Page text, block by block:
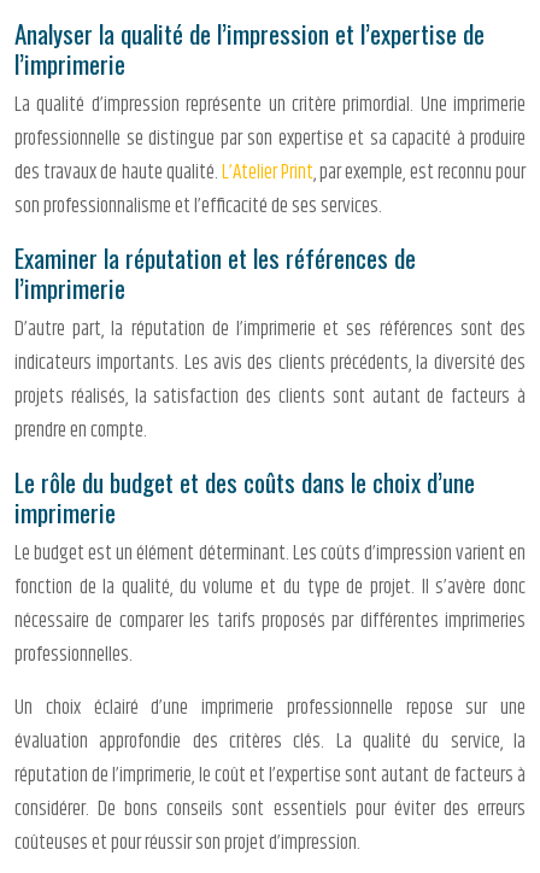
Analyser la qualité de l’impression et l’expertise de
l’imprimerie
La qualité d’impression représente un critère primordial. Une imprimerie
professionnelle se distingue par son expertise et sa capacité à produire
des travaux de haute qualité.L’Atelier Print, par exemple, est reconnu pour
son professionnalisme et l’efficacité de ses services.
Examiner la réputation et les références de
l’imprimerie
D’autre part, la réputation de l’imprimerie et ses références sont des
indicateurs importants. Les avis des clients précédents, la diversité des
projets réalisés, la satisfaction des clients sont autant de facteurs à
prendre en compte.
Le rôle du budget et des coûts dans le choix d’une
imprimerie
Le budget est un élément déterminant. Les coûts d’impression varient en
fonction de la qualité, du volume et du type de projet. Il s’avère donc
nécessaire de comparer les tarifs proposés par différentes imprimeries
professionnelles.
Un choix éclairé d’une imprimerie professionnelle repose sur une
évaluation approfondie des critères clés. La qualité du service, la
réputation de l’imprimerie, le coût et l’expertise sont autant de facteurs à
considérer. De bons conseils sont essentiels pour éviter des erreurs
coûteuses et pour réussir son projet d’impression.